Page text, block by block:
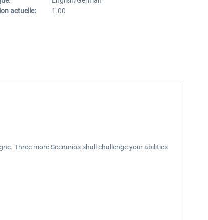
actuelle:
1.00
Three more Scenarios shall challenge your abilities